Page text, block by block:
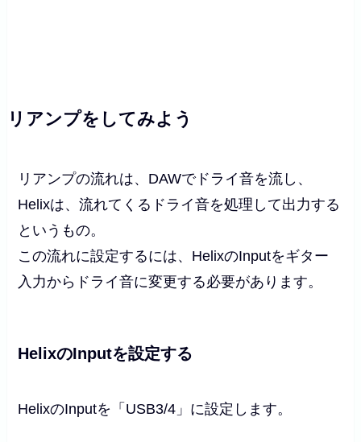
リアンプをしてみよう
リアンプの流れは、DAWでドライ音を流し、
Helixは、流れてくるドライ音を処理して出力する
というもの。
この流れに設定するには、HelixのInputをギター
入力からドライ音に変更する必要があります。
HelixのInputを設定する
HelixのInputを「USB3/4」に設定します。